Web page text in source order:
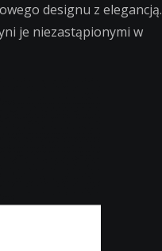
designu z elegancją.
je niezastąpionymi w